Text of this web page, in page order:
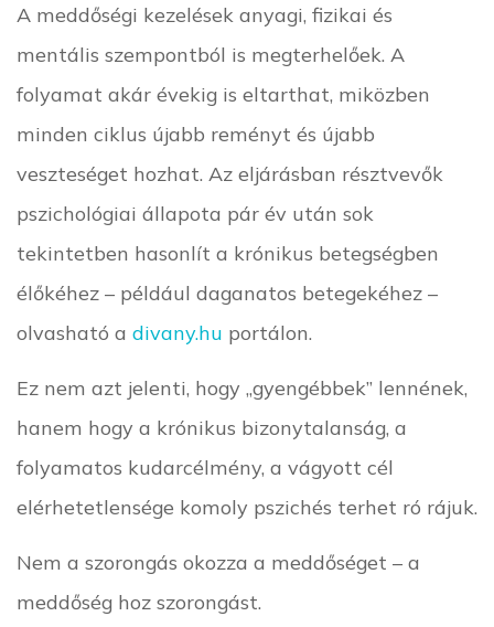
A meddőségi kezelések anyagi, fizikai és
mentális szempontból is megterhelőek. A
folyamat akár évekig is eltarthat, miközben
minden ciklus újabb reményt és újabb
veszteséget hozhat. Az eljárásban résztvevők
pszichológiai állapota pár év után sok
tekintetben hasonlít a krónikus betegségben
élőkéhez – például daganatos betegekéhez –
olvasható a divany.hu portálon.
Ez nem azt jelenti, hogy „gyengébbek” lennének,
hanem hogy a krónikus bizonytalanság, a
folyamatos kudarcélmény, a vágyott cél
elérhetetlensége komoly pszichés terhet ró rájuk.
Nem a szorongás okozza a meddőséget – a
meddőség hoz szorongást.